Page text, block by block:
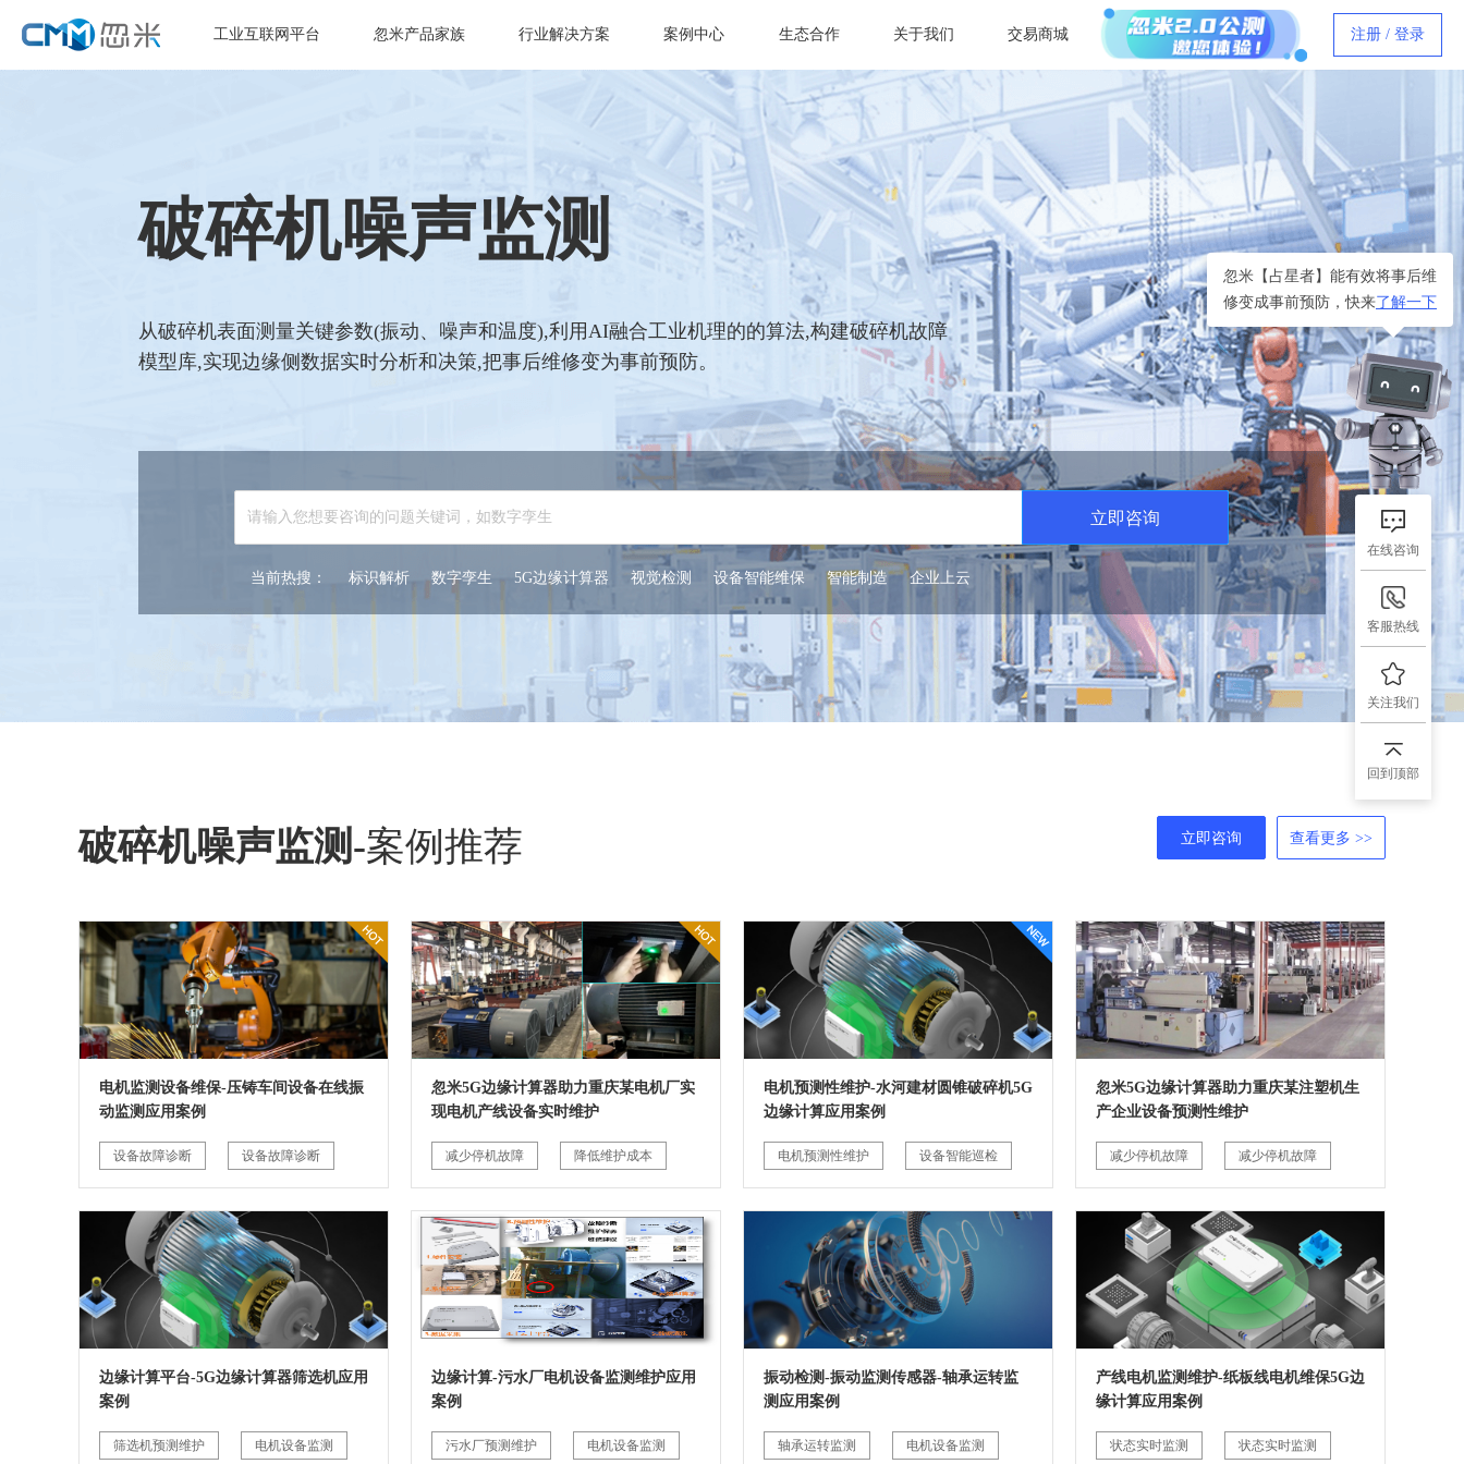
工业互联网平台 忽米产品家族 行业解决方案 案例中心 生态合作 关于我们 交易商城 注册 / 登录
破碎机噪声监测
从破碎机表面测量关键参数(振动、噪声和温度),利用AI融合工业机理的的算法,构建破碎机故障
模型库,实现边缘侧数据实时分析和决策,把事后维修变为事前预防。
立即咨询
当前热搜： 标识解析 数字孪生 5G边缘计算器 视觉检测 设备智能维保 智能制造 企业上云
破碎机噪声监测 -案例推荐 立即咨询 查看更多 >>
电机监测设备维保-压铸车间设备在线振
动监测应用案例
设备故障诊断 设备故障诊断
忽米5G边缘计算器助力重庆某电机厂实
现电机产线设备实时维护
减少停机故障 降低维护成本
电机预测性维护-水河建材圆锥破碎机5G
边缘计算应用案例
电机预测性维护 设备智能巡检
忽米5G边缘计算器助力重庆某注塑机生
产企业设备预测性维护
减少停机故障 减少停机故障
边缘计算平台-5G边缘计算器筛选机应用
案例
筛选机预测维护 电机设备监测
边缘计算-污水厂电机设备监测维护应用
案例
污水厂预测维护 电机设备监测
振动检测-振动监测传感器-轴承运转监
测应用案例
轴承运转监测 电机设备监测
产线电机监测维护-纸板线电机维保5G边
缘计算应用案例
状态实时监测 状态实时监测
忽米【占星者】能有效将事后维
修变成事前预防，快来了解一下
在线咨询
客服热线
关注我们
回到顶部